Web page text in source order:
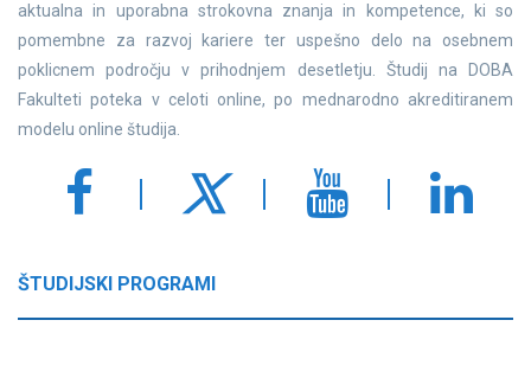
aktualna in uporabna strokovna znanja in kompetence, ki so
pomembne za razvoj kariere ter uspešno delo na osebnem
poklicnem področju v prihodnjem desetletju. Študij na DOBA
Fakulteti poteka v celoti online, po mednarodno akreditiranem
modelu online študija.
ŠTUDIJSKI PROGRAMI